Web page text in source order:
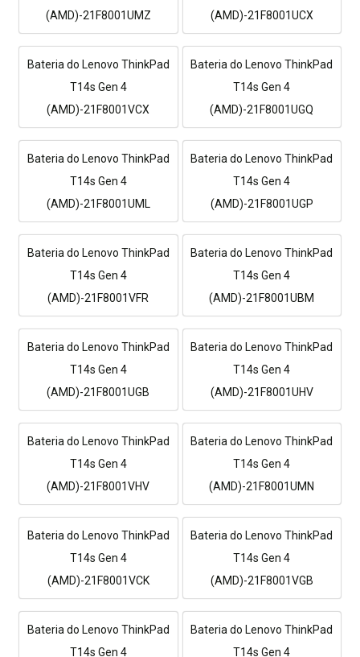
(AMD)-21F8001UMZ (AMD)-21F8001UCX
Bateria do Lenovo ThinkPad
T14s Gen 4
(AMD)-21F8001VCX
Bateria do Lenovo ThinkPad
T14s Gen 4
(AMD)-21F8001UGQ
Bateria do Lenovo ThinkPad
T14s Gen 4
(AMD)-21F8001UML
Bateria do Lenovo ThinkPad
T14s Gen 4
(AMD)-21F8001UGP
Bateria do Lenovo ThinkPad
T14s Gen 4
(AMD)-21F8001VFR
Bateria do Lenovo ThinkPad
T14s Gen 4
(AMD)-21F8001UBM
Bateria do Lenovo ThinkPad
T14s Gen 4
(AMD)-21F8001UGB
Bateria do Lenovo ThinkPad
T14s Gen 4
(AMD)-21F8001UHV
Bateria do Lenovo ThinkPad
T14s Gen 4
(AMD)-21F8001VHV
Bateria do Lenovo ThinkPad
T14s Gen 4
(AMD)-21F8001UMN
Bateria do Lenovo ThinkPad
T14s Gen 4
(AMD)-21F8001VCK
Bateria do Lenovo ThinkPad
T14s Gen 4
(AMD)-21F8001VGB
Bateria do Lenovo ThinkPad
T14s Gen 4
Bateria do Lenovo ThinkPad
T14s Gen 4